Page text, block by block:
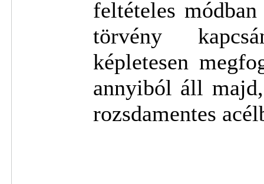
feltételes
törvény
képletesen
annyiból áll
rozsdamentes